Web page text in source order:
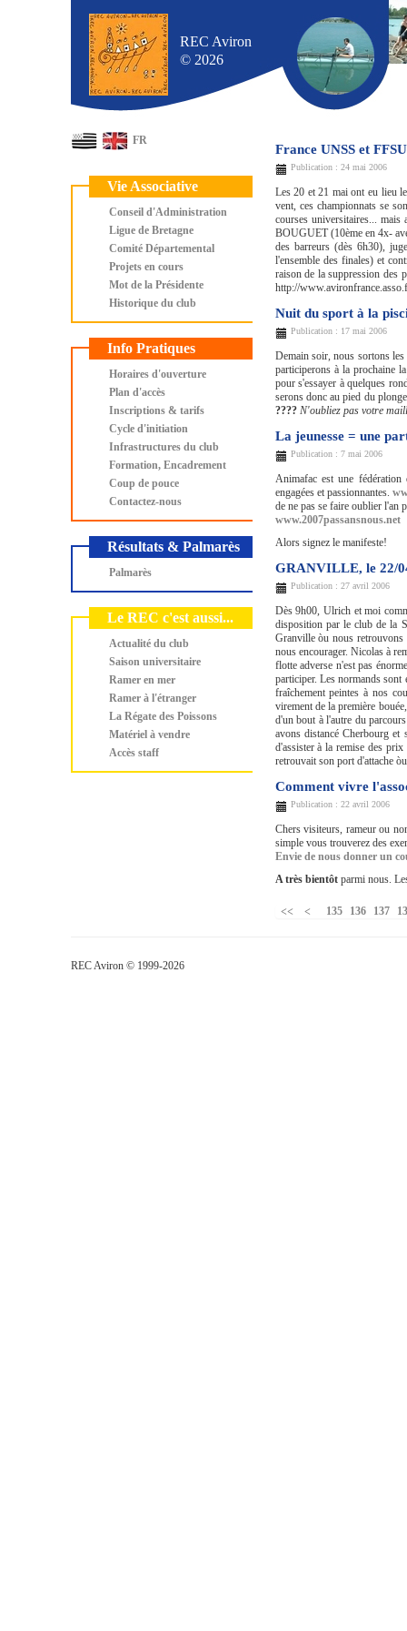
REC Aviron
© 2026
France UNSS et FFSU
Publication : 24 mai 2006
Les 20 et 21 mai ont eu lieu
vent, ces championnats se
courses universitaires... mais
BOUGUET (10ème en 4x-
des barreurs (dès 6h30),
l'ensemble des finales) et
raison de la suppression des
http://
Nuit du sport à la
Publication : 17 mai 2006
Demain soir, nous sortons
participerons à la prochaine
pour s'essayer à quelques
serons donc au pied du
???? N'oubliez pas votre
La jeunesse = une
Publication : 7 mai 2006
Animafac est une fédération
engagées et passionnantes.
de ne pas se faire oublier l'an
www.2007passansnous.net
Alors signez le manifeste!
GRANVILLE, le 22/
Publication : 27 avril 2006
Dès 9h00, Ulrich et moi
disposition par le club de la
Granville òu nous retrouvons
nous encourager. Nicolas à
flotte adverse n'est pas
participer. Les normands
fraîchement peintes à nos
virement de la première
d'un bout à l'autre du
avons distancé Cherbourg
d'assister à la remise des
retrouvait son port d'attache
Comment vivre
Publication : 22 avril 2006
Chers visiteurs, rameur ou
simple vous trouverez des
Envie de nous donner un
A très bientôtparmi nous.
135 136 137
FR
Vie Associative
Conseil d'Administration
Ligue de Bretagne
Comité Départemental
Projets en cours
Mot de la Présidente
Historique du club
Info Pratiques
Horaires d'ouverture
Plan d'accès
Inscriptions & tarifs
Cycle d'initiation
Infrastructures du club
Formation, Encadrement
Coup de pouce
Contactez-nous
Résultats & Palmarès
Palmarès
Le REC c'est aussi...
Actualité du club
Saison universitaire
Ramer en mer
Ramer à l'étranger
La Régate des Poissons
Matériel à vendre
Accès staff
REC Aviron © 1999-2026